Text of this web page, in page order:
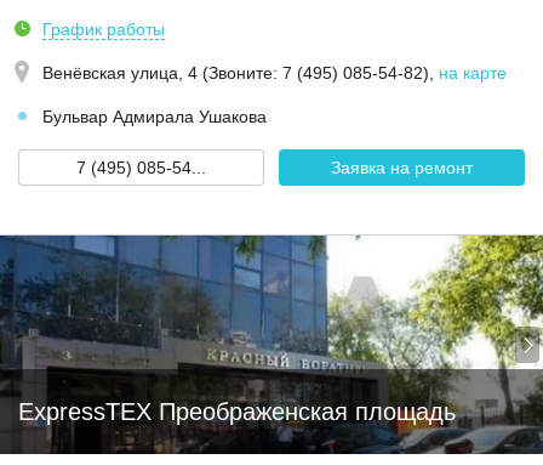
График работы
Венёвская улица, 4 (Звoнитe: 7 (495) 085-54-82) на карте
Бульвар Адмирала Ушакова
7 (495) 085-54... Заявка на ремонт
ExpressTEX Преображенская площадь